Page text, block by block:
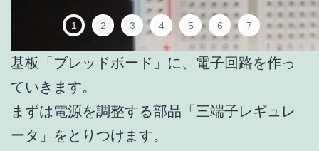
1 2 3 4 5 6 7
基板「ブレッドボード」に、電子回路を作っ
ていきます。
まずは電源を調整する部品「三端子レギュレ
ータ」をとりつけます。